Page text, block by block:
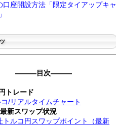
口座開設方法「限定タイアップキャ
―――目次―――
トレード
/リアルタイムチャート
新スワップ状況
トルコ円スワップポイント（最新